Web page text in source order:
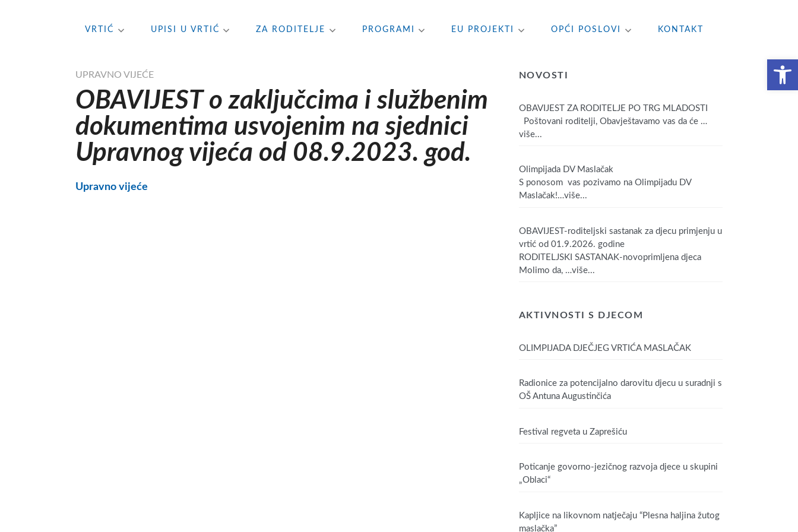
Open toolbar
VRTIĆ UPISI U VRTIĆ ZA RODITELJE PROGRAMI EU PROJEKTI OPĆI POSLOVI KONTAKT
UPRAVNO VIJEĆE
OBAVIJEST o zaključcima i službenim
dokumentima usvojenim na sjednici
Upravnog vijeća od 08.9.2023. god.
Upravno vijeće
NOVOSTI
OBAVIJEST ZA RODITELJE PO TRG MLADOSTI
Poštovani roditelji, Obavještavamo vas da će …
više...
Olimpijada DV Maslačak
S ponosom vas pozivamo na Olimpijadu DV
Maslačak!…više...
OBAVIJEST-roditeljski sastanak za djecu primjenju u
vrtić od 01.9.2026. godine
RODITELJSKI SASTANAK-novoprimljena djeca
Molimo da, …više...
AKTIVNOSTI S DJECOM
OLIMPIJADA DJEČJEG VRTIĆA MASLAČAK
Radionice za potencijalno darovitu djecu u suradnji s
OŠ Antuna Augustinčića
Festival regveta u Zaprešiću
Poticanje govorno-jezičnog razvoja djece u skupini
„Oblaci“
Kapljice na likovnom natječaju “Plesna haljina žutog
maslačka”